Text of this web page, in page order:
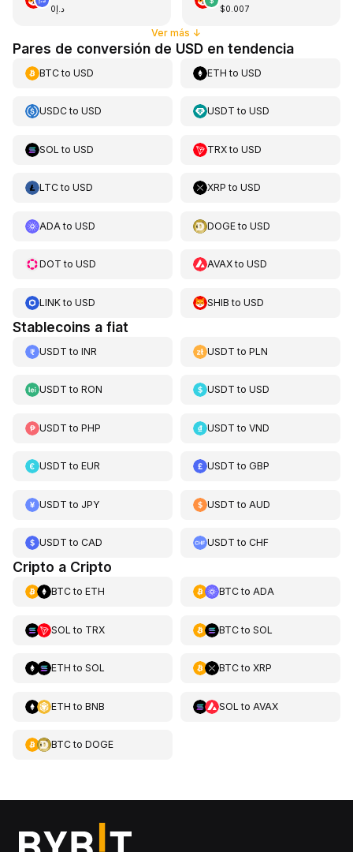
د.إ0 $0.007
Ver más ↓
Pares de conversión de USD en tendencia
BTCto USD ETH toUSD
USDCto USD USDT toUSD
SOL to USD TRXtoUSD
LTCto USD XRP toUSD
ADA to USD DOGEtoUSD
DOT to USD AVAXtoUSD
LINKto USD SHIB toUSD
Stablecoins a fiat
USDT to INR USDT toPLN
USDT to RON USDT toUSD
USDT to PHP USDT toVND
USDT to EUR USDT toGBP
USDT to JPY USDT to AUD
USDT to CAD USDT toCHF
Cripto a Cripto
BTCto ETH BTCto ADA
SOL to TRX BTCto SOL
ETH to SOL BTCto XRP
ETH to BNB SOL to AVAX
BTCto DOGE